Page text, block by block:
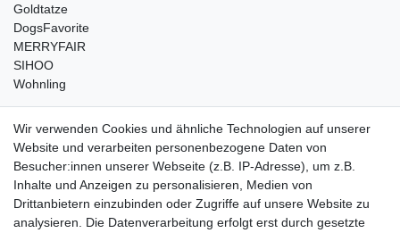
Goldtatze
DogsFavorite
MERRYFAIR
SIHOO
Wohnling
weitere Shops
traumlampen- Lampen und Kronleuchter
kinderwagencenter- Exklusive und günstige Kinderwagen
gastrogeraete24- alles für Gastronomie und Imbiss
soziale Medien
Wir verwenden Cookies und ähnliche Technologien auf unserer
Website und verarbeiten personenbezogene Daten von
Besucher:innen unserer Webseite (z.B. IP-Adresse), um z.B.
Inhalte und Anzeigen zu personalisieren, Medien von
Drittanbietern einzubinden oder Zugriffe auf unsere Website zu
analysieren. Die Datenverarbeitung erfolgt erst durch gesetzte